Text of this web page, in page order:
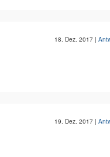
18. Dez. 2017 |
19. Dez. 2017 |